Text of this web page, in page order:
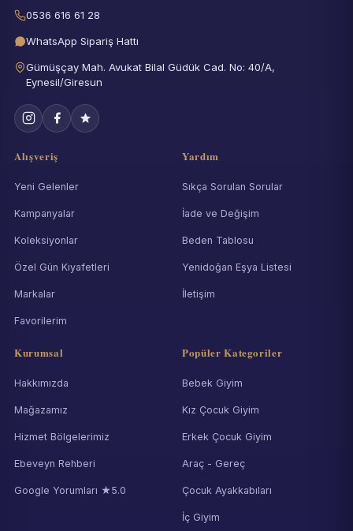
0536 616 61 28
WhatsApp Sipariş Hattı
Gümüşçay Mah. Avukat Bilal Güdük Cad. No: 40/A,
Eynesil/Giresun
Alışveriş
Yeni Gelenler
Kampanyalar
Koleksiyonlar
Özel Gün Kıyafetleri
Markalar
Favorilerim
Yardım
Sıkça Sorulan Sorular
İade ve Değişim
Beden Tablosu
Yenidoğan Eşya Listesi
İletişim
Kurumsal
Hakkımızda
Mağazamız
Hizmet Bölgelerimiz
Ebeveyn Rehberi
Google Yorumları ★5.0
Popüler Kategoriler
Bebek Giyim
Kız Çocuk Giyim
Erkek Çocuk Giyim
Araç - Gereç
Çocuk Ayakkabıları
İç Giyim